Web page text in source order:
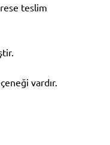
teslim
vardır.